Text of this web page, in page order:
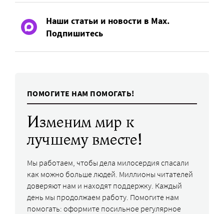
Наши статьи и новости в Max.
Подпишитесь
ПОМОГИТЕ НАМ ПОМОГАТЬ!
Изменим мир к
лучшему вместе!
Мы работаем, чтобы дела милосердия спасали
как можно больше людей. Миллионы читателей
доверяют нам и находят поддержку. Каждый
день мы продолжаем работу. Помогите нам
помогать: оформите посильное регулярное